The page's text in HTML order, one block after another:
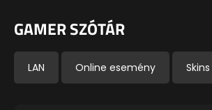
GAMER SZÓTÁR
LAN Online esemény Skins